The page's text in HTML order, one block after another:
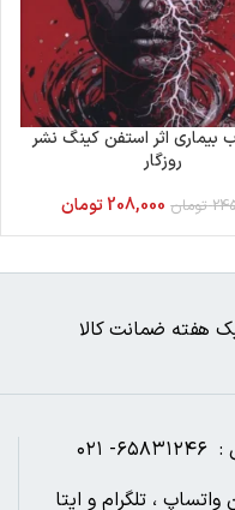
بیماری اثر استفن کینگ نشر
روزگار
تومان 208,000تومان
هفته ضمانت کالا
۰۲۱
واتساپ ، تلگرام و ایتا